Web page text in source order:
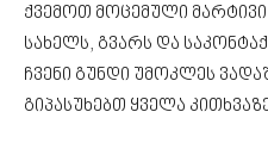
ქვემოთ მოცემული
სახელს, გვარს და
ჩვენი გუნდი უმოკლეს
გიპასუხებთ ყველა